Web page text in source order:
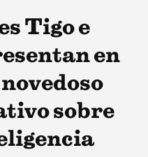
Tigo e
en
sobre